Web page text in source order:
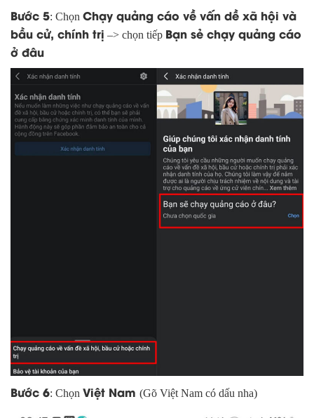
Bước 5: Chọn Chạy quảng cáo về vấn dề xã hội và
bầu cử, chính trị –> chọn tiếp Bạn sẻ chạy quảng cáo
ở đâu
Bước 6: Chọn Việt Nam (Gõ Việt Nam có dấu nha)